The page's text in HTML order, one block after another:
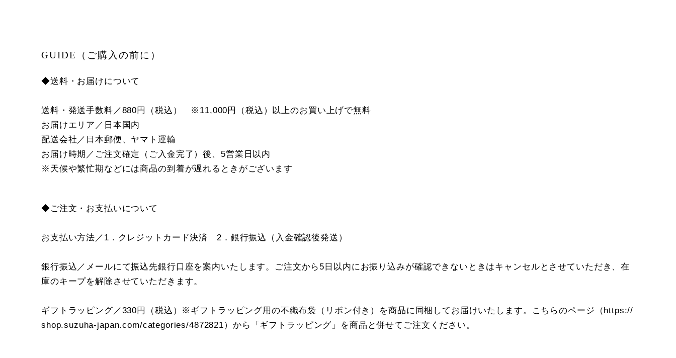
GUIDE（ご購入の前に）
◆送料・お届けについて
送料・発送手数料／880円（税込） ※11,000円（税込）以上のお買い上げで無料
お届けエリア／日本国内
配送会社／日本郵便、ヤマト運輸
お届け時期／ご注文確定（ご入金完了）後、5営業日以内
※天候や繁忙期などには商品の到着が遅れるときがございます
◆ご注文・お支払いについて
お支払い方法／1．クレジットカード決済 2．銀行振込（入金確認後発送）
銀行振込／メールにて振込先銀行口座を案内いたします。ご注文から5日以内にお振り込みが確認できないときはキャンセルとさせていただき、在
庫のキープを解除させていただきます。
ギフトラッピング／330円（税込）※ギフトラッピング用の不織布袋（リボン付き）を商品に同梱してお届けいたします。こちらのページ（https://
shop.suzuha-japan.com/categories/4872821）から「ギフトラッピング」を商品と併せてご注文ください。